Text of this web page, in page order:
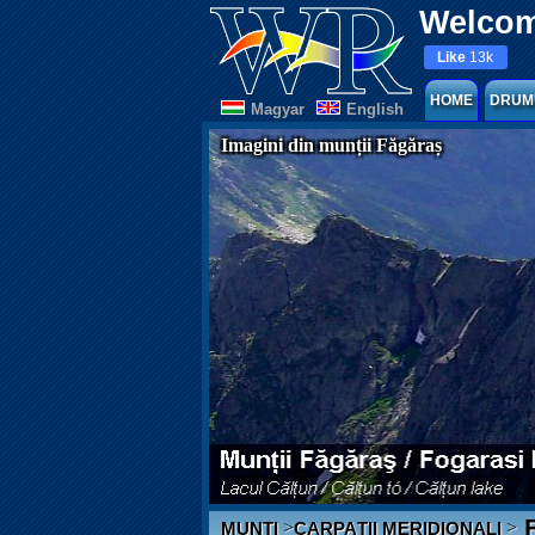
Magyar English
Like 13k
HOME
Imagini din munții Făgăraș
MUNȚI>CARPAȚII MERIDIONALI>